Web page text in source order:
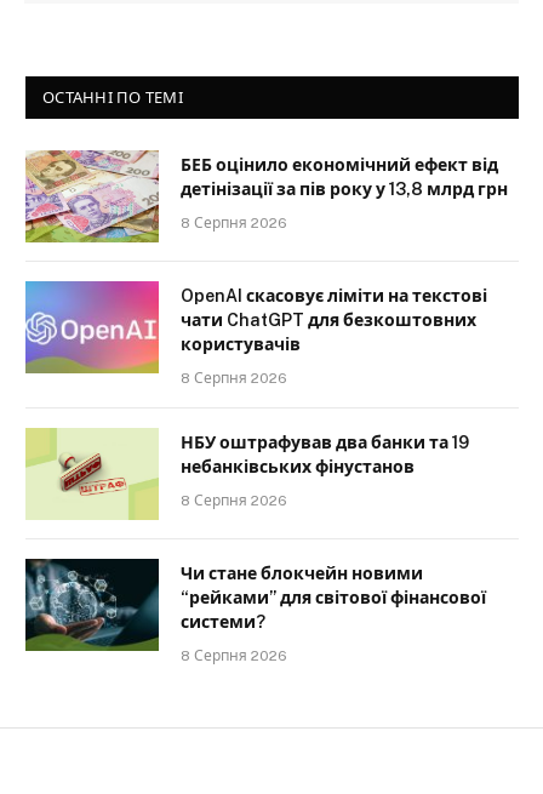
ОСТАННІ ПО ТЕМІ
БЕБ оцінило економічний ефект від
детінізації за пів року у 13,8 млрд грн
8 Серпня 2026
OpenAI скасовує ліміти на текстові
чати ChatGPT для безкоштовних
користувачів
8 Серпня 2026
НБУ оштрафував два банки та 19
небанківських фінустанов
8 Серпня 2026
Чи стане блокчейн новими
“рейками” для світової фінансової
системи?
8 Серпня 2026